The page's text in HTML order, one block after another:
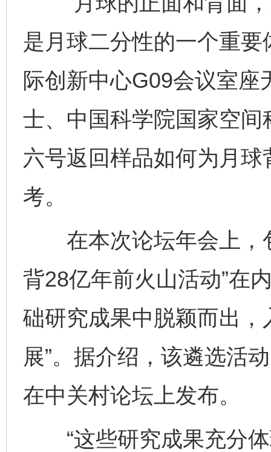
是月球二分性的一个重
际创新中心G09会议室
士、中国科学院国家空
六号返回样品如何为月
考。
在本次论坛年会上，
背28亿年前火山活动”在
础研究成果中脱颖而出，
展”。据介绍，该遴选活
在中关村论坛上发布。
“这些研究成果充分体